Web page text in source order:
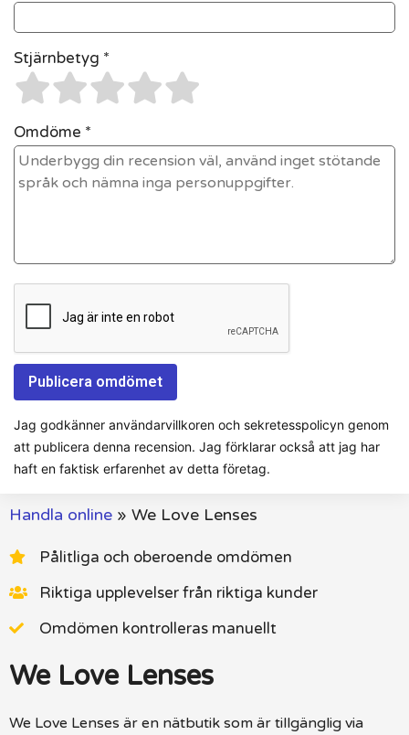
Stjärnbetyg *
Omdöme *
Jag godkänner användarvillkoren och sekretesspolicyn genom
att publicera denna recension. Jag förklarar också att jag har
haft en faktisk erfarenhet av detta företag.
Handla online » We Love Lenses
Pålitliga och oberoende omdömen
Riktiga upplevelser från riktiga kunder
Omdömen kontrolleras manuellt
We Love Lenses
We Love Lenses är en nätbutik som är tillgänglig via